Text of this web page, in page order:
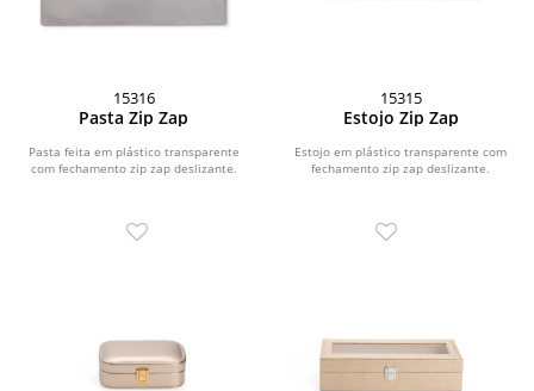
15316
Pasta Zip Zap
Pasta feita em plástico transparente
com fechamento zip zap deslizante.
15315
Estojo Zip Zap
Estojo em plástico transparente com
fechamento zip zap deslizante.